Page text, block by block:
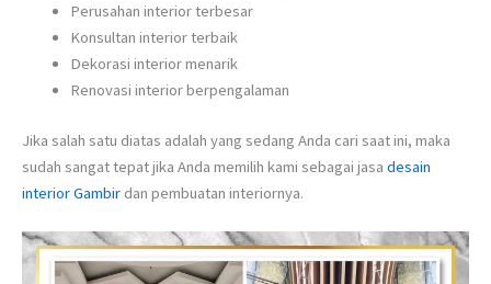
Perusahan interior terbesar
Konsultan interior terbaik
Dekorasi interior menarik
Renovasi interior berpengalaman
Jika salah satu diatas adalah yang sedang Anda cari saat ini, maka
sudah sangat tepat jika Anda memilih kami sebagai jasa desain
interior Gambir dan pembuatan interiornya.